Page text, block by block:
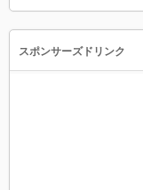
スポンサーズドリンク